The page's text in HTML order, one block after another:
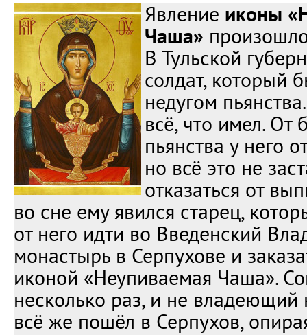
Явление иконы
Чаша»
В Тульской
солдат, который
недугом
всё, что имел. От
пьянства у него
но всё это не
отказаться от
во сне ему явился старец,
от него идти во Введенский
монастырь в Серпухове и
иконой «Неупиваемая Чаша».
несколько раз, и не владеющий
всё же пошёл в Серпухов,